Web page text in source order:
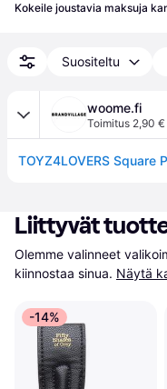
Kokeile joustavia maksuja
Suositeltu
woome.fi
Toimitus 2,90 €
TOYZ4LOVERS Square
Liittyvät
Olemme valinneet
kiinnostaa sinua. Näytä
-14%